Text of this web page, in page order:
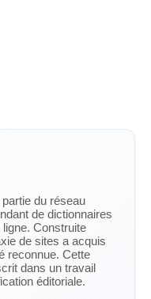
partie du réseau
de dictionnaires
ligne. Construite
de sites a acquis
reconnue. Cette
dans un travail
éditoriale.